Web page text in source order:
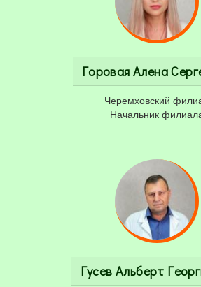
Горовая Алена
Черемховский
Начальник
Гусев Альберт